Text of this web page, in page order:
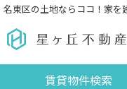
名東区の土地ならココ！家を
賃貸物件検索